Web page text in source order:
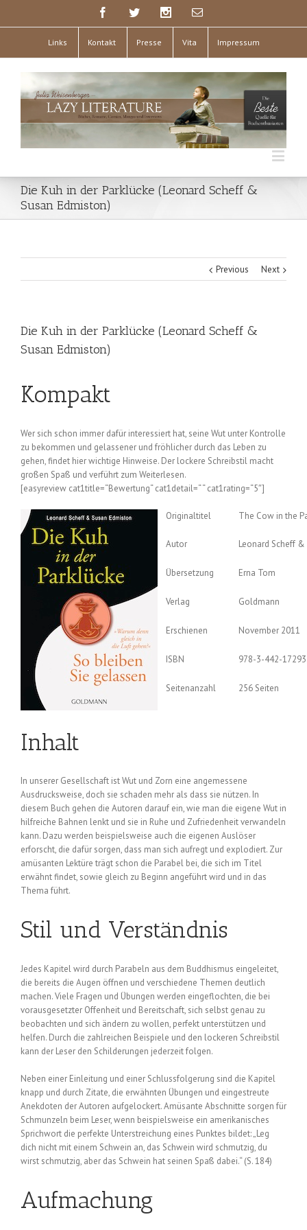
Links Kontakt Presse Vita Impressum
Die Kuh in der Parklücke (Leonard Scheff &
Susan Edmiston)
Previous Next
Die Kuh in der Parklücke (Leonard Scheff &
Susan Edmiston)
Kompakt
Wer sich schon immer dafür interessiert hat, seine Wut unter Kontrolle
zu bekommen und gelassener und fröhlicher durch das Leben zu
gehen, findet hier wichtige Hinweise. Der lockere Schreibstil macht
großen Spaß und verführt zum Weiterlesen.
[easyreview cat1title=“Bewertung“ cat1detail=“ “ cat1rating=“5″]
Originaltitel The Cow in the
Autor Leonard Scheff
Übersetzung Erna Tom
Verlag Goldmann
Erschienen November 2011
ISBN 978-3-442-
Seitenanzahl 256 Seiten
Inhalt
In unserer Gesellschaft ist Wut und Zorn eine angemessene
Ausdrucksweise, doch sie schaden mehr als dass sie nützen. In
diesem Buch gehen die Autoren darauf ein, wie man die eigene Wut in
hilfreiche Bahnen lenkt und sie in Ruhe und Zufriedenheit verwandeln
kann. Dazu werden beispielsweise auch die eigenen Auslöser
erforscht, die dafür sorgen, dass man sich aufregt und explodiert. Zur
amüsanten Lektüre trägt schon die Parabel bei, die sich im Titel
erwähnt findet, sowie gleich zu Beginn angeführt wird und in das
Thema führt.
Stil und Verständnis
Jedes Kapitel wird durch Parabeln aus dem Buddhismus eingeleitet,
die bereits die Augen öffnen und verschiedene Themen deutlich
machen. Viele Fragen und Übungen werden eingeflochten, die bei
vorausgesetzter Offenheit und Bereitschaft, sich selbst genau zu
beobachten und sich ändern zu wollen, perfekt unterstützen und
helfen. Durch die zahlreichen Beispiele und den lockeren Schreibstil
kann der Leser den Schilderungen jederzeit folgen.
Neben einer Einleitung und einer Schlussfolgerung sind die Kapitel
knapp und durch Zitate, die erwähnten Übungen und eingestreute
Anekdoten der Autoren aufgelockert. Amüsante Abschnitte sorgen für
Schmunzeln beim Leser, wenn beispielsweise ein amerikanisches
Sprichwort die perfekte Unterstreichung eines Punktes bildet: „Leg
dich nicht mit einem Schwein an, das Schwein wird schmutzig, du
wirst schmutzig, aber das Schwein hat seinen Spaß dabei.“ (S. 184)
Aufmachung